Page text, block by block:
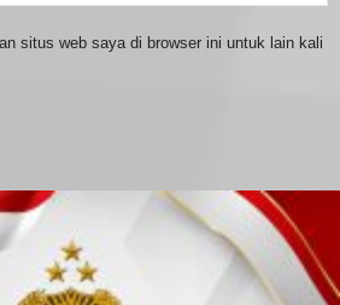
situs web saya di browser ini untuk lain kali